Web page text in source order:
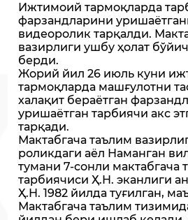
Ижтимоий тармоқларда
фарзандларини
видеоролик тарқалди.
вазирлиги ушбу ҳолат
берди.
Жорий йил 26 июль куни
тармоқларда машғулотни
халақит бераётган
уришаётган тарбиячи акс
тарқади.
Мактабгача таълим
роликдаги аёл Наманган
тумани 7-сонли мактабгача
тарбиячиси Ҳ.Н. эканлиги
Ҳ.Н. 1982 йилда туғилган,
Мактабгача таълим